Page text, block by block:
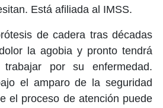
Está afiliada al IMSS.
de cadera tras décadas
la agobia y pronto tendrá
por su enfermedad.
el amparo de la seguridad
el proceso de atención puede